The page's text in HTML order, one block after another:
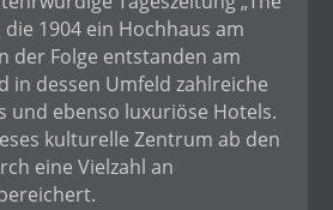
die 1904 ein Hochhaus am
der Folge entstanden am
in dessen Umfeld zahlreiche
und ebenso luxuriöse Hotels.
kulturelle Zentrum ab den
eine Vielzahl an